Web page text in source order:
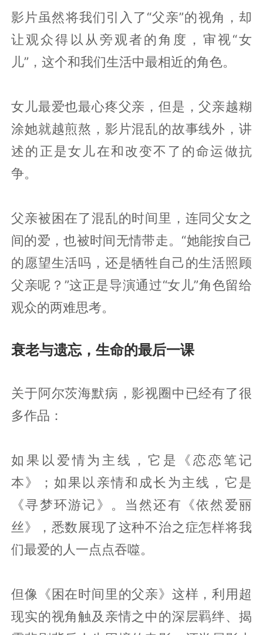
影片虽然将我们引入了“父亲”的视角，却
让观众得以从旁观者的角度，审视“女
儿”，这个和我们生活中最相近的角色。
女儿最爱也最心疼父亲，但是，父亲越糊
涂她就越煎熬，影片混乱的故事线外，讲
述的正是女儿在和改变不了的命运做抗
争。
父亲被困在了混乱的时间里，连同父女之
间的爱，也被时间无情带走。“她能按自己
的愿望生活吗，还是牺牲自己的生活照顾
父亲呢？”这正是导演通过“女儿”角色留给
观众的两难思考。
衰老与遗忘，生命的最后一课
关于阿尔茨海默病，影视圈中已经有了很
多作品：
如果以爱情为主线，它是《恋恋笔记
本》；如果以亲情和成长为主线，它是
《寻梦环游记》。当然还有《依然爱丽
丝》，悉数展现了这种不治之症怎样将我
们最爱的人一点点吞噬。
但像《困在时间里的父亲》这样，利用超
现实的视角触及亲情之中的深层羁绊、揭